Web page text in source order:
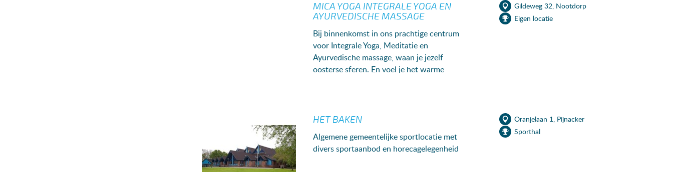
MICA YOGA INTEGRALE YOGA EN
AYURVEDISCHE MASSAGE
Bij binnenkomst in ons prachtige centrum
voor Integrale Yoga, Meditatie en
Ayurvedische massage, waan je jezelf
oosterse sferen. En voel je het warme
Gildeweg 32, Nootdorp
Eigen locatie
HET BAKEN
Algemene gemeentelijke sportlocatie met
divers sportaanbod en horecagelegenheid
Oranjelaan 1, Pijnacker
Sporthal